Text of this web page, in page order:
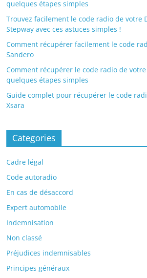
quelques étapes simples
Trouvez facilement le code radio de votre
Stepway avec ces astuces simples !
Comment récupérer facilement le code
Sandero
Comment récupérer le code radio de
quelques étapes simples
Guide complet pour récupérer le code
Xsara
Categories
Cadre légal
Code autoradio
En cas de désaccord
Expert automobile
Indemnisation
Non classé
Préjudices indemnisables
Principes généraux